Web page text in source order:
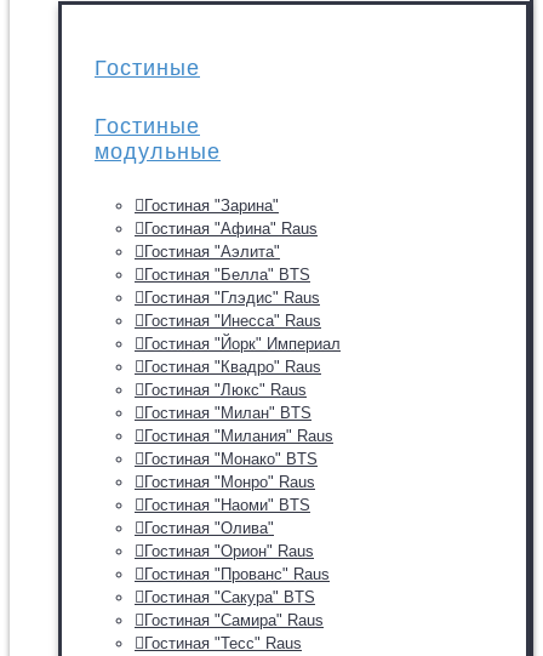
Гостиные
Гостиные
модульные
Гостиная "Зарина"
Гостиная "Афина" Raus
Гостиная "Аэлита"
Гостиная "Белла" BTS
Гостиная "Глэдис" Raus
Гостиная "Инесса" Raus
Гостиная "Йорк" Империал
Гостиная "Квадро" Raus
Гостиная "Люкс" Raus
Гостиная "Милан" BTS
Гостиная "Милания" Raus
Гостиная "Монако" BTS
Гостиная "Монро" Raus
Гостиная "Наоми" BTS
Гостиная "Олива"
Гостиная "Орион" Raus
Гостиная "Прованс" Raus
Гостиная "Сакура" BTS
Гостиная "Самира" Raus
Гостиная "Тесс" Raus